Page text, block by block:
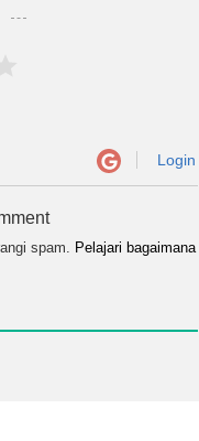
Login
spam. Pelajari bagaimana